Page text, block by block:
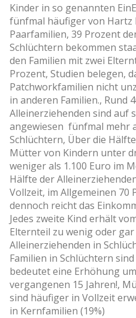
Kinder in so genannten
fünfmal häufiger von Hartz
Paarfamilien, 39 Prozent
Schlüchtern bekommen
den Familien mit zwei
Prozent, Studien belegen,
Patchworkfamilien nicht
in anderen Familien., Rund
Alleinerziehenden sind auf
angewiesen ­ fünfmal mehr
Schlüchtern, Über die
Mütter von Kindern unter
weniger als 1.100 Euro im
Hälfte der
Vollzeit, im Allgemeinen
dennoch reicht das
Jedes zweite Kind erhält
Elternteil zu wenig oder gar
Alleinerziehenden in
Familien in Schlüchtern
bedeutet eine Erhöhung
vergangenen 15 Jahren!,
sind häufiger in Vollzeit
in Kernfamilien (19%)